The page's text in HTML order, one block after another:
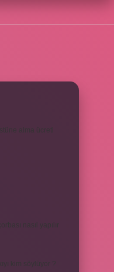
alma ücreti
nasıl yapılır
kim söylüyor ?